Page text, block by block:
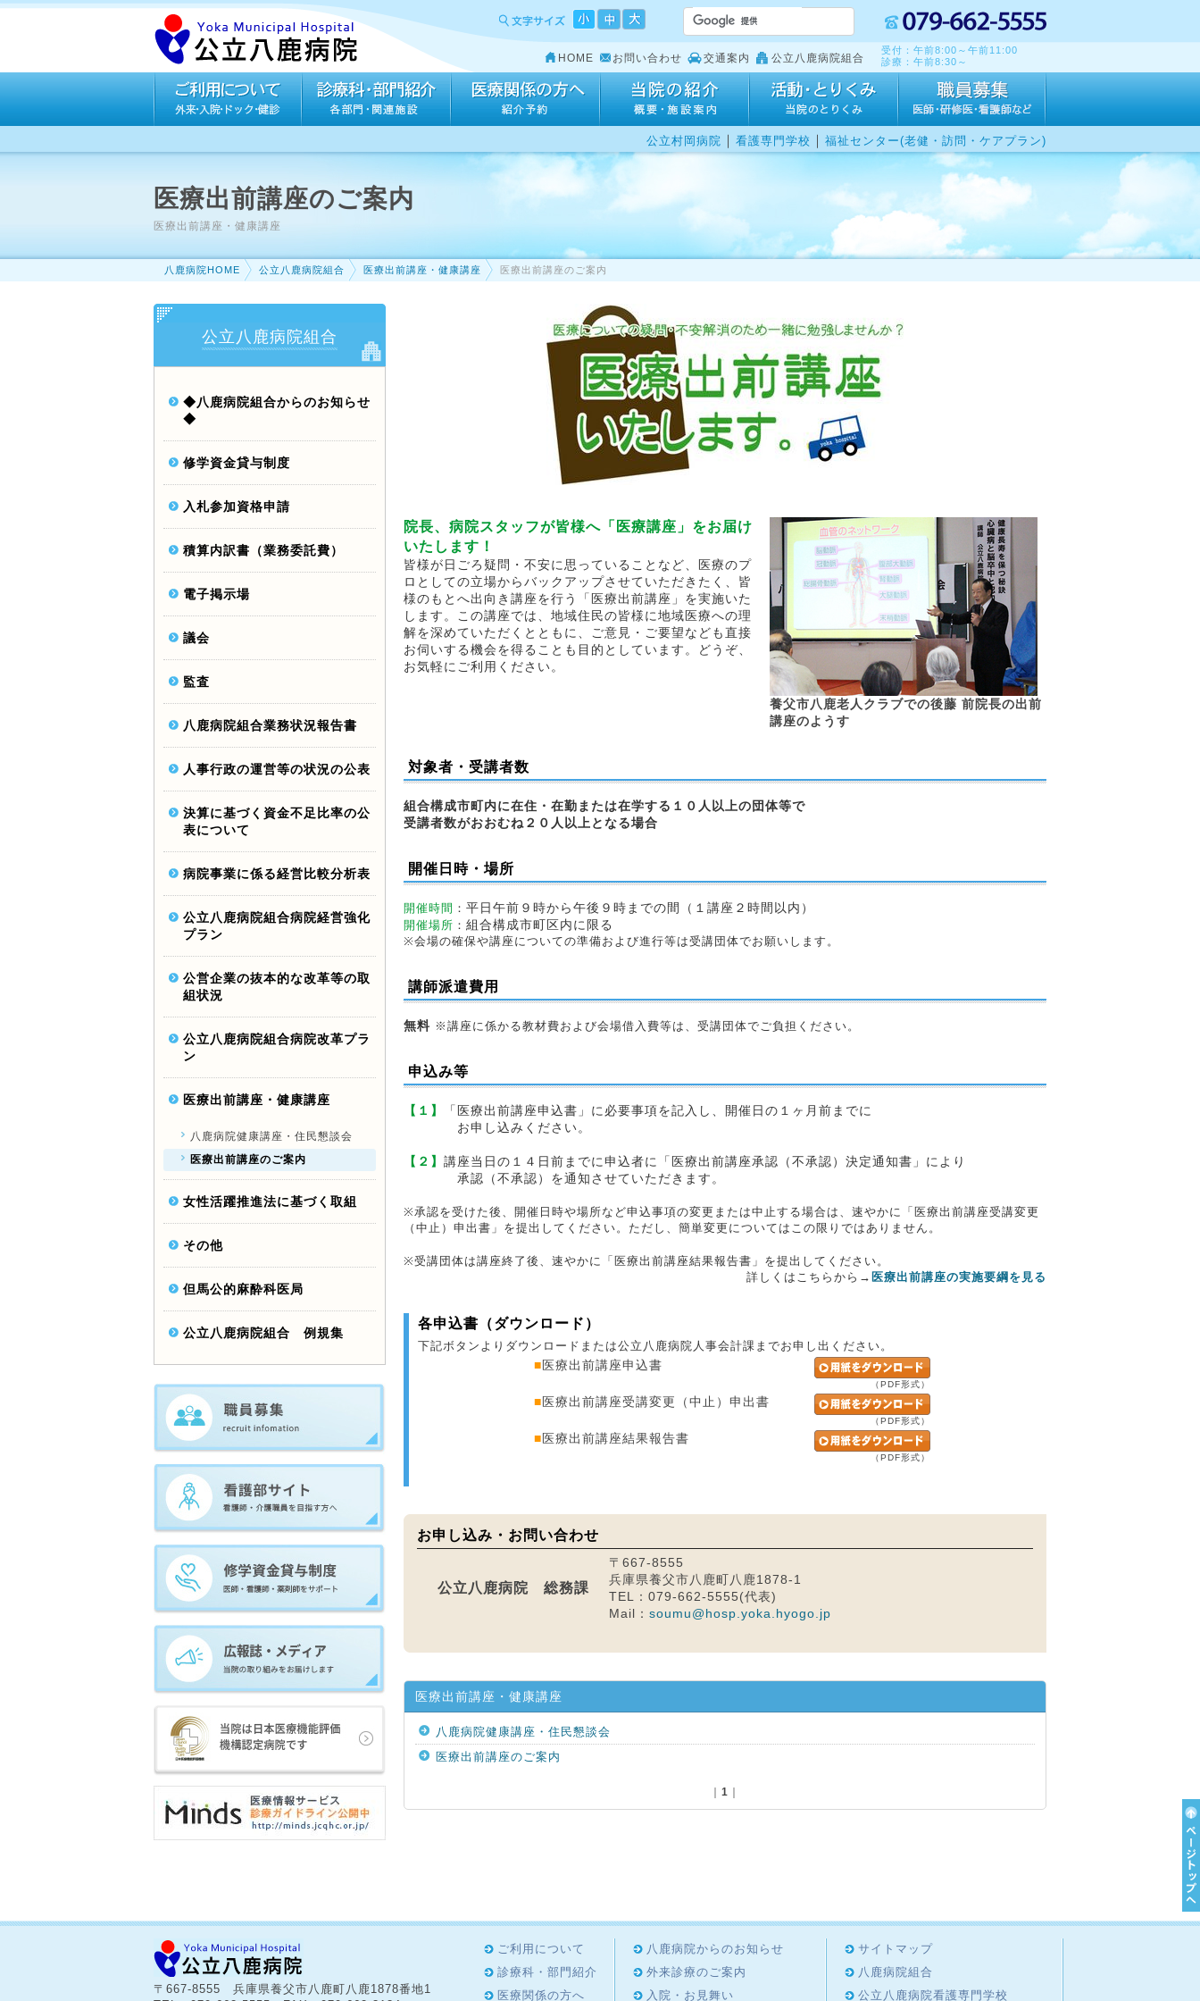
HOME お問い合わせ 交通案内 公立八鹿病院組合
受付：午前8:00～午前11:00
診療：午前8:30～
公立村岡病院 ｜ 看護専門学校 ｜ 福祉センター(老健・訪問・ケアプラン)
医療出前講座のご案内
医療出前講座・健康講座
八鹿病院HOME 公立八鹿病院組合 医療出前講座・健康講座 医療出前講座のご案内
養父市八鹿老人クラブでの後藤 前院長の出前
講座のようす
院長、病院スタッフが皆様へ「医療講座」をお届け
いたします！
皆様が日ごろ疑問・不安に思っていることなど、医療のプ
ロとしての立場からバックアップさせていただきたく、皆
様のもとへ出向き講座を行う「医療出前講座」を実施いた
します。この講座では、地域住民の皆様に地域医療への理
解を深めていただくとともに、ご意見・ご要望なども直接
お伺いする機会を得ることも目的としています。どうぞ、
お気軽にご利用ください。
対象者・受講者数
組合構成市町内に在住・在勤または在学する１０人以上の団体等で
受講者数がおおむね２０人以上となる場合
開催日時・場所
開催時間 ： 平日午前９時から午後９時までの間（１講座２時間以内）
開催場所 ： 組合構成市町区内に限る
※会場の確保や講座についての準備および進行等は受講団体でお願いします。
講師派遣費用
無料 ※講座に係かる教材費および会場借入費等は、受講団体でご負担ください。
申込み等
【１】
「医療出前講座申込書」に必要事項を記入し、開催日の１ヶ月前までに
お申し込みください。
【２】 講座当日の１４日前までに申込者に「医療出前講座承認（不承認）決定通知書」により
承認（不承認）を通知させていただきます。
※承認を受けた後、開催日時や場所など申込事項の変更または中止する場合は、速やかに「医療出前講座受講変更
（中止）申出書」を提出してください。ただし、簡単変更についてはこの限りではありません。
※受講団体は講座終了後、速やかに「医療出前講座結果報告書」を提出してください。
詳しくはこちらから → 医療出前講座の実施要綱を見る
各申込書（ダウンロード）
下記ボタンよりダウンロードまたは公立八鹿病院人事会計課までお申し出ください。
■ 医療出前講座申込書
（PDF形式）
■ 医療出前講座受講変更（中止）申出書
（PDF形式）
■ 医療出前講座結果報告書
（PDF形式）
お申し込み・お問い合わせ
公立八鹿病院 総務課
〒667-8555
兵庫県養父市八鹿町八鹿1878-1
TEL：079-662-5555(代表)
Mail： soumu @ hosp.yoka.hyogo.jp
医療出前講座・健康講座
八鹿病院健康講座・住民懇談会
医療出前講座のご案内
1
公立八鹿病院組合
◆八鹿病院組合からのお知らせ
◆
修学資金貸与制度
入札参加資格申請
積算内訳書（業務委託費）
電子掲示場
議会
監査
八鹿病院組合業務状況報告書
人事行政の運営等の状況の公表
決算に基づく資金不足比率の公
表について
病院事業に係る経営比較分析表
公立八鹿病院組合病院経営強化
プラン
公営企業の抜本的な改革等の取
組状況
公立八鹿病院組合病院改革プラ
ン
医療出前講座・健康講座
八鹿病院健康講座・住民懇談会
医療出前講座のご案内
女性活躍推進法に基づく取組
その他
但馬公的麻酔科医局
公立八鹿病院組合 例規集
〒667-8555 兵庫県養父市八鹿町八鹿1878番地1
ご利用について
診療科・部門紹介
医療関係の方へ
八鹿病院からのお知らせ
外来診療のご案内
入院・お見舞い
サイトマップ
八鹿病院組合
公立八鹿病院看護専門学校